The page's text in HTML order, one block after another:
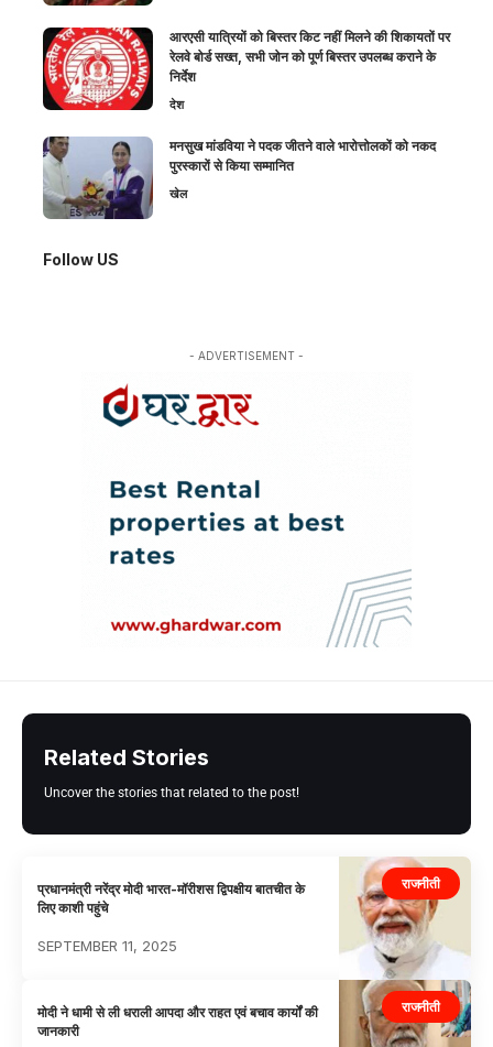
आरएसी यात्रियों को बिस्तर किट नहीं मिलने की शिकायतों पर
रेलवे बोर्ड सख्त, सभी जोन को पूर्ण बिस्तर उपलब्ध कराने के
निर्देश
देश
मनसुख मांडविया ने पदक जीतने वाले भारोत्तोलकों को नकद
पुरस्कारों से किया सम्मानित
खेल
Follow US
- ADVERTISEMENT -
Related Stories
Uncover the stories that related to the post!
राजनीती
प्रधानमंत्री नरेंद्र मोदी भारत-मॉरीशस द्विपक्षीय बातचीत के
लिए काशी पहुंचे
SEPTEMBER 11, 2025
राजनीती
मोदी ने धामी से ली धराली आपदा और राहत एवं बचाव कार्यों की
जानकारी